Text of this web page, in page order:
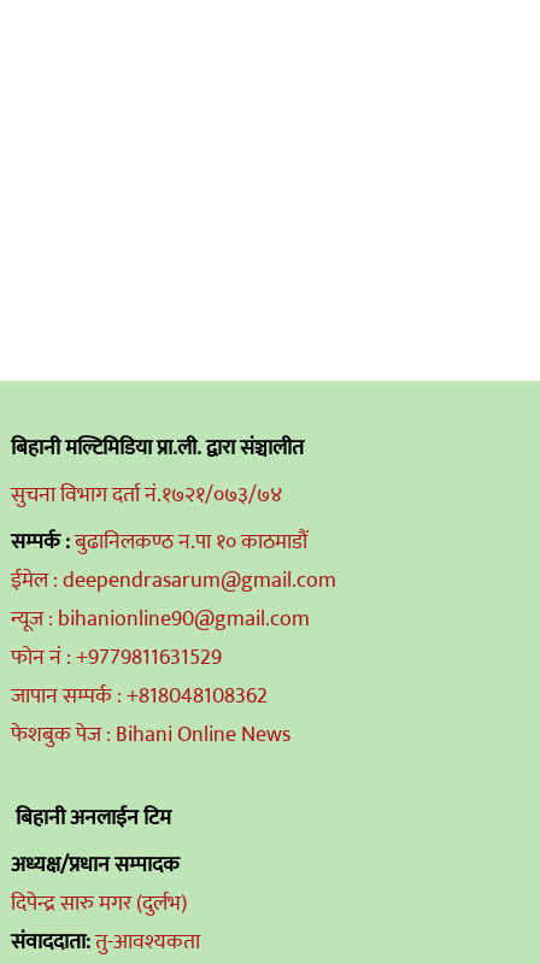
बिहानी मल्टिमिडिया प्रा.ली. द्वारा संञ्चालीत
सुचना विभाग दर्ता नं.१७२१/०७३/७४
सम्पर्क :बुढानिलकण्ठ न.पा १० काठमाडौं
ईमेल : deependrasarum@gmail.com
न्यूज : bihanionline90@gmail.com
फोन नं : +9779811631529
जापान सम्पर्क : +818048108362
फेशबुक पेज : Bihani Online News
बिहानी अनलाईन टिम
अध्यक्ष/प्रधान सम्पादक
दिपेन्द्र सारु मगर (दुर्लभ)
संवाददाता:तु-आवश्यकता